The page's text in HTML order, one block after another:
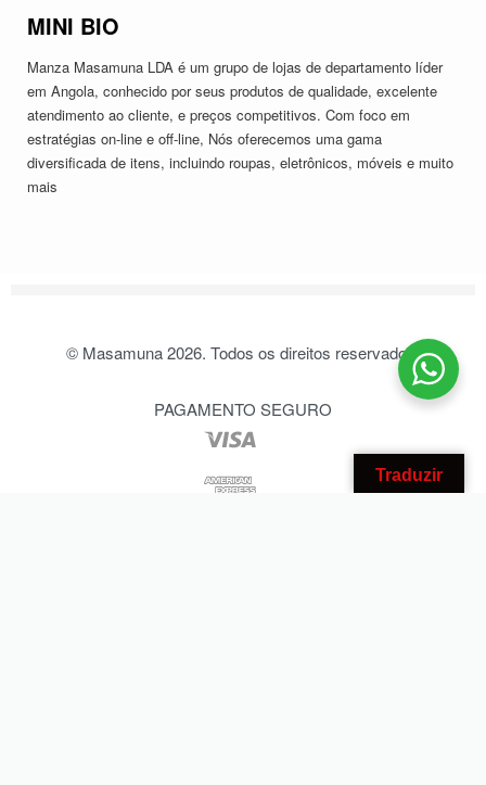
Termos & Condições
MINI BIO
Manza Masamuna LDA é um grupo de lojas de departamento líder
em Angola, conhecido por seus produtos de qualidade, excelente
atendimento ao cliente, e preços competitivos. Com foco em
estratégias on-line e off-line, Nós oferecemos uma gama
diversificada de itens, incluindo roupas, eletrônicos, móveis e muito
mais
© Masamuna 2026. Todos os direitos reservados.
PAGAMENTO SEGURO
Traduzir